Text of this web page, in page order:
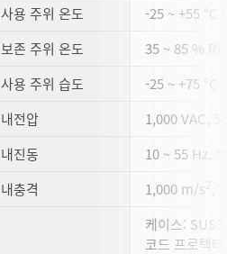
사용 주위 온도
-25 ~ +55 °C
보존 주위 온도
35 ~ 85 %
사용 주위 습도
-25 ~ +75 °C
내전압
1,000 VAC,
내진동
10 ~ 55 Hz,
내충격
1,000 m/s2
케이스:
코드 프로텍